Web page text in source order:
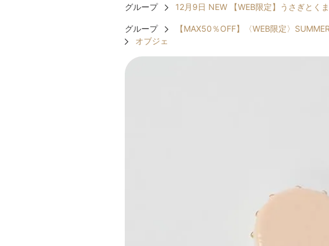
グループ 12月9日 NEW 【WEB限定】うさぎとく
グループ 【MAX50％OFF】〈WEB限定〉
オブジェ